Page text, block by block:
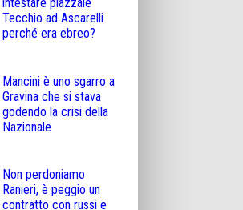
Tecchio ad Ascarelli
perché era ebreo?
Mancini è uno sgarro a
Gravina che si stava
godendo la crisi della
Nazionale
Non perdoniamo
Ranieri, è peggio un
contratto con russi e